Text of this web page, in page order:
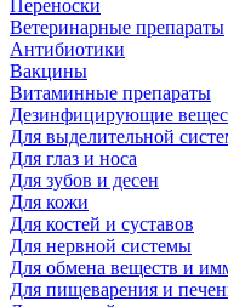
Переноски
Ветеринарные препараты
Антибиотики
Вакцины
Витаминные препараты
Дезинфицирующие
Для выделительной
Для глаз и носа
Для зубов и десен
Для кожи
Для костей и суставов
Для нервной системы
Для обмена веществ и
Для пищеварения и